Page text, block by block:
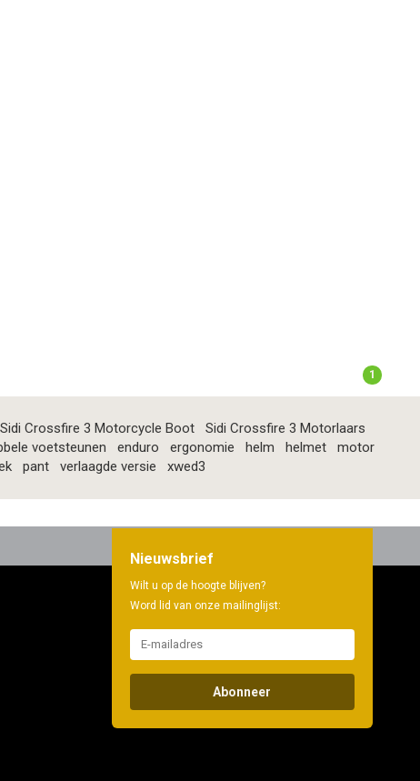
1
Sidi Crossfire 3 Motorcycle Boot
Sidi Crossfire 3 Motorlaars
voetsteunen enduro ergonomie helm helmet
motor
pant verlaagde versie xwed3
Nieuwsbrief
Wilt u op de hoogte blijven?
Word lid van onze mailinglijst:
Abonneer